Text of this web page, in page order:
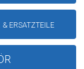
& ERSATZTEILE